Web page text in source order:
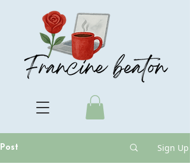
Post Sign Up